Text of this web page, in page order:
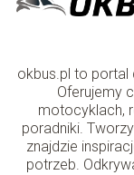
okbus.pl to portal
Oferujemy
motocyklach,
poradniki.
znajdzie
potrzeb.